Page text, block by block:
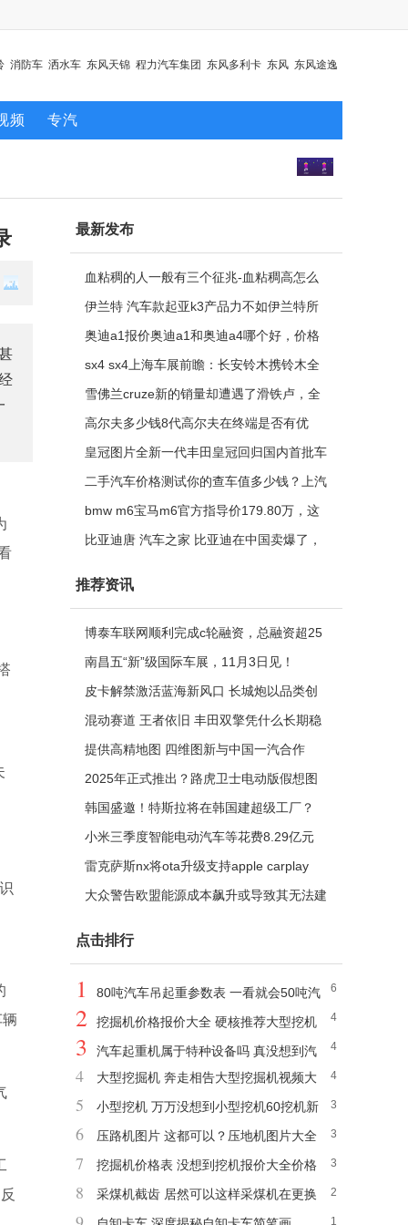
消防车 洒水车 东风天锦 程力汽车集团 东风多利卡 东风 东风途逸
频 专汽
最新发布
血粘稠的人一般有三个征兆-血粘稠高怎么
办
伊兰特 汽车款起亚k3产品力不如伊兰特所
导致的吗？
奥迪a1报价奥迪a1和奥迪a4哪个好，价格
因素有哪些？
sx4 sx4上海车展前瞻：长安铃木携铃木全
球战略sx4出击
雪佛兰cruze新的销量却遭遇了滑铁卢，全
新科鲁兹能否拯救雪佛兰于水火
高尔夫多少钱8代高尔夫在终端是否有优
惠？哪款更值得购买？
皇冠图片全新一代丰田皇冠回归国内首批车
型渲染图正式曝光！
二手汽车价格测试你的查车值多少钱？上汽
大众更“懂”中国消费者
bmw m6宝马m6官方指导价179.80万，这
款这款型，低调更居家
比亚迪唐 汽车之家 比亚迪在中国卖爆了，
推荐资讯
博泰车联网顺利完成c轮融资，总融资超25
亿元
南昌五“新”级国际车展，11月3日见！
皮卡解禁激活蓝海新风口 长城炮以品类创
新推动市场扩容
混动赛道 王者依旧 丰田双擎凭什么长期稳
居c位？
提供高精地图 四维图新与中国一汽合作
2025年正式推出？路虎卫士电动版假想图
韩国盛邀！特斯拉将在韩国建超级工厂？
小米三季度智能电动汽车等花费8.29亿元
雷克萨斯nx将ota升级支持apple carplay
大众警告欧盟能源成本飙升或导致其无法建
点击排行
6
1
80吨汽车吊起重参数表 一看就会50吨汽
车吊起重参数
4
2
挖掘机价格报价大全 硬核推荐大型挖机
360多少钱一台图片
4
3
汽车起重机属于特种设备吗 真没想到汽
车式起重机算特种设备吗
4
4
大型挖掘机 奔走相告大型挖掘机视频大
全
3
5
小型挖机 万万没想到小型挖机60挖机新
款价格出来
3
6
压路机图片 这都可以？压地机图片大全
高清
3
7
挖掘机价格表 没想到挖机报价大全价格
表
2
8
采煤机截齿 居然可以这样采煤机在更换
1